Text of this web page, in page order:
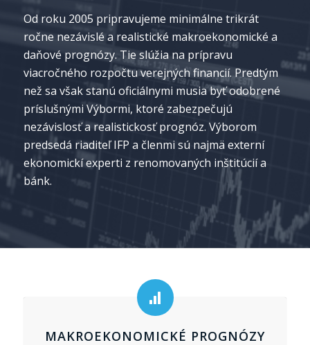
Od roku 2005 pripravujeme minimálne trikrát
ročne nezávislé a realistické makroekonomické a
daňové prognózy. Tie slúžia na prípravu
viacročného rozpočtu verejných financií. Predtým
než sa však stanú oficiálnymi musia byť odobrené
príslušnými Výbormi, ktoré zabezpečujú
nezávislosť a realistickosť prognóz. Výborom
predsedá riaditeľ IFP a členmi sú najmä externí
ekonomickí experti z renomovaných inštitúcií a
bánk.
MAKROEKONOMICKÉ PROGNÓZY